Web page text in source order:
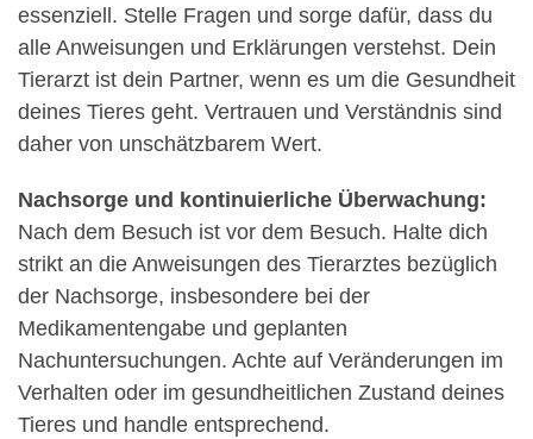
essenziell. Stelle Fragen und sorge dafür, dass du
alle Anweisungen und Erklärungen verstehst. Dein
Tierarzt ist dein Partner, wenn es um die Gesundheit
deines Tieres geht. Vertrauen und Verständnis sind
daher von unschätzbarem Wert.
Nachsorge und kontinuierliche Überwachung:
Nach dem Besuch ist vor dem Besuch. Halte dich
strikt an die Anweisungen des Tierarztes bezüglich
der Nachsorge, insbesondere bei der
Medikamentengabe und geplanten
Nachuntersuchungen. Achte auf Veränderungen im
Verhalten oder im gesundheitlichen Zustand deines
Tieres und handle entsprechend.